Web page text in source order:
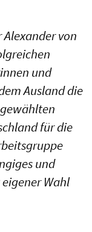
Alexander von
und
Ausland die
für die
und
Wahl